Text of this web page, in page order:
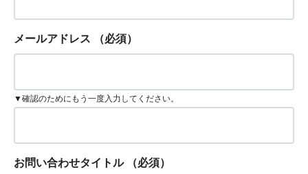
メールアドレス （必須）
▼確認のためにもう一度入力してください。
お問い合わせタイトル （必須）